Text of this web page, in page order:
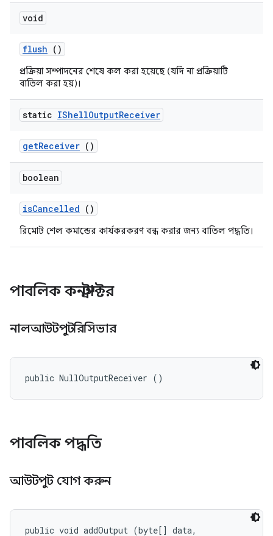
void
flush ()
প্রক্রিয়া সম্পাদনের শেষে কল করা হয়েছে (যদি না প্রক্রিয়াটি
বাতিল করা হয়)।
static IShellOutputReceiver
getReceiver ()
boolean
isCancelled ()
রিমোট শেল কমান্ডের কার্যকরকরণ বন্ধ করার জন্য বাতিল পদ্ধতি।
পাবলিক কনস্ট্রাক্টর
নালআউটপুটরিসিভার
public NullOutputReceiver ()
পাবলিক পদ্ধতি
আউটপুট যোগ করুন
public void addOutput (byte[] data,